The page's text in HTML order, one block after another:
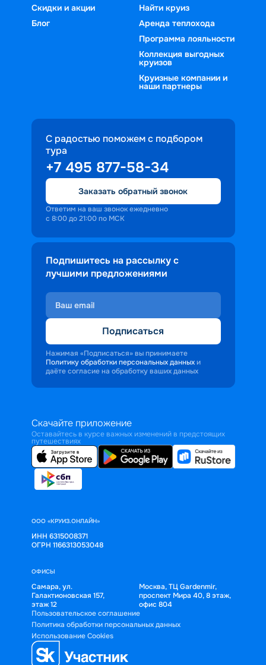
Скидки и акции
Блог
Найти круиз
Аренда теплохода
Программа лояльности
Коллекция выгодных
круизов
Круизные компании и
наши партнеры
С радостью поможем с подбором
тура
+7 495 877-58-34
Заказать обратный звонок
Ответим на ваш звонок ежедневно
с 8:00 до 21:00 по МСК
Подпишитесь на рассылку с
лучшими предложениями
Подписаться
Нажимая «Подписаться» вы принимаете
Политику обработки персональных данных и
даёте согласие на обработку ваших данных
Скачайте приложение
Оставайтесь в курсе важных изменений в предстоящих
путешествиях
ООО «КРУИЗ.ОНЛАЙН»
ИНН 6315008371
ОГРН 1166313053048
ОФИСЫ
Самара, ул.
Галактионовская 157,
этаж 12
Москва, ТЦ Gardenmir,
проспект Мира 40, 8 этаж,
офис 804
Пользовательское соглашение
Политика обработки персональных данных
Использование Cookies